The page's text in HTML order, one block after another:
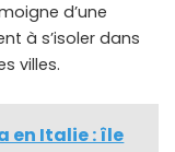
d’une
à s’isoler dans
villes.
en Italie : île